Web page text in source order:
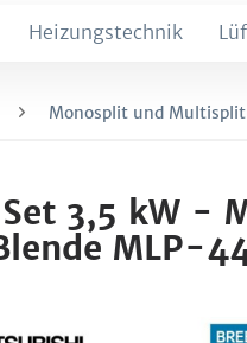
Heizungstechnik
Monosplit und
3,5 kW -
MLP-